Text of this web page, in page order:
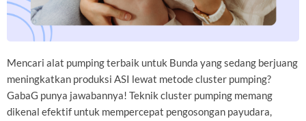
Mencari alat pumping terbaik untuk Bunda yang sedang berjuang
meningkatkan produksi ASI lewat metode cluster pumping?
GabaG punya jawabannya! Teknik cluster pumping memang
dikenal efektif untuk mempercepat pengosongan payudara,